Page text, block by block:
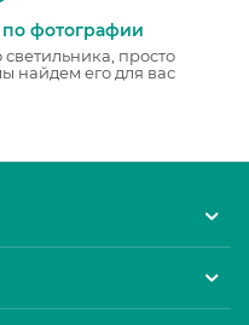
фотографии
светильника, просто
найдем его для вас